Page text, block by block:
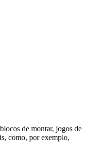
de montar, jogos de
como, por exemplo,